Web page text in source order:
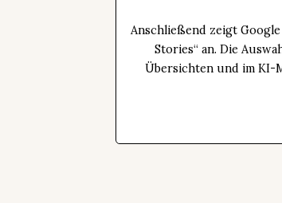
Anschließend zeigt
Stories“ an. Die
Übersichten und im KI-